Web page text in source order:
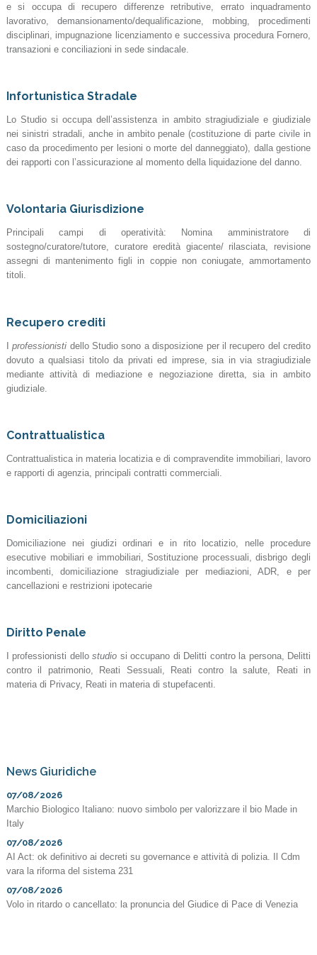
e si occupa di recupero differenze retributive, errato inquadramento
lavorativo, demansionamento/dequalificazione, mobbing, procedimenti
disciplinari, impugnazione licenziamento e successiva procedura Fornero,
transazioni e conciliazioni in sede sindacale.
Infortunistica Stradale
Lo Studio si occupa dell’assistenza in ambito stragiudiziale e giudiziale
nei sinistri stradali, anche in ambito penale (costituzione di parte civile in
caso da procedimento per lesioni o morte del danneggiato), dalla gestione
dei rapporti con l’assicurazione al momento della liquidazione del danno.
Volontaria Giurisdizione
Principali campi di operatività: Nomina amministratore di
sostegno/curatore/tutore, curatore eredità giacente/ rilasciata, revisione
assegni di mantenimento figli in coppie non coniugate, ammortamento
titoli.
Recupero crediti
Iprofessionisti dello Studio sono a disposizione per il recupero del credito
dovuto a qualsiasi titolo da privati ed imprese, sia in via stragiudiziale
mediante attività di mediazione e negoziazione diretta, sia in ambito
giudiziale.
Contrattualistica
Contrattualistica in materia locatizia e di compravendite immobiliari, lavoro
e rapporti di agenzia, principali contratti commerciali.
Domiciliazioni
Domiciliazione nei giudizi ordinari e in rito locatizio, nelle procedure
esecutive mobiliari e immobiliari, Sostituzione processuali, disbrigo degli
incombenti, domiciliazione stragiudiziale per mediazioni, ADR, e per
cancellazioni e restrizioni ipotecarie
Diritto Penale
I professionisti dellostudio si occupano di Delitti contro la persona, Delitti
contro il patrimonio, Reati Sessuali, Reati contro la salute, Reati in
materia di Privacy, Reati in materia di stupefacenti.
News Giuridiche
07/08/2026
Marchio Biologico Italiano: nuovo simbolo per valorizzare il bio Made in
Italy
07/08/2026
AI Act: ok definitivo ai decreti su governance e attività di polizia. Il Cdm
vara la riforma del sistema 231
07/08/2026
Volo in ritardo o cancellato: la pronuncia del Giudice di Pace di Venezia